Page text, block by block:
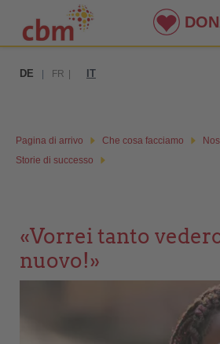
DE FR IT
Pagina di arrivo Che cosa facciamo
Storie di successo
«Vorrei tanto
nuovo!»